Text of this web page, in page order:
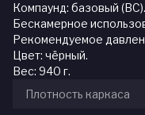
Компаунд: базовый (BC).
Бескамерное
Рекомендуемое
Цвет: чёрный.
Вес: 940 г.
Плотность каркаса